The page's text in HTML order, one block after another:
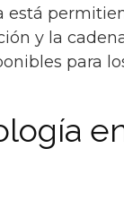
está
y la
para